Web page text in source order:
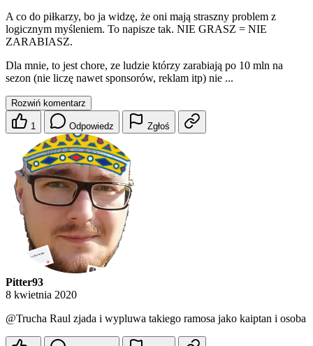
A co do piłkarzy, bo ja widzę, że oni mają straszny problem z
logicznym myśleniem. To napisze tak. NIE GRASZ = NIE
ZARABIASZ.
Dla mnie, to jest chore, ze ludzie którzy zarabiają po 10 mln na
sezon (nie liczę nawet sponsorów, reklam itp) nie ...
Rozwiń komentarz
1 Odpowiedz Zgłoś
Pitter93
8 kwietnia 2020
@Trucha Raul zjada i wypluwa takiego ramosa jako kaiptan i osoba